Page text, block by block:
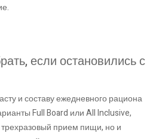
если остановились с
и составу ежедневного рациона
Full Board или All Inclusive,
прием пищи, но и